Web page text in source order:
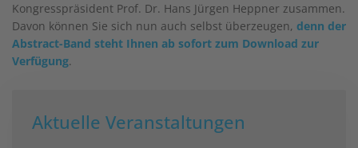
Kongresspräsident Prof. Dr. Hans Jürgen Heppner zusammen.
Davon können Sie sich nun auch selbst überzeugen, denn der
Abstract-Band steht Ihnen ab sofort zum Download zur
Verfügung.
Aktuelle Veranstaltungen